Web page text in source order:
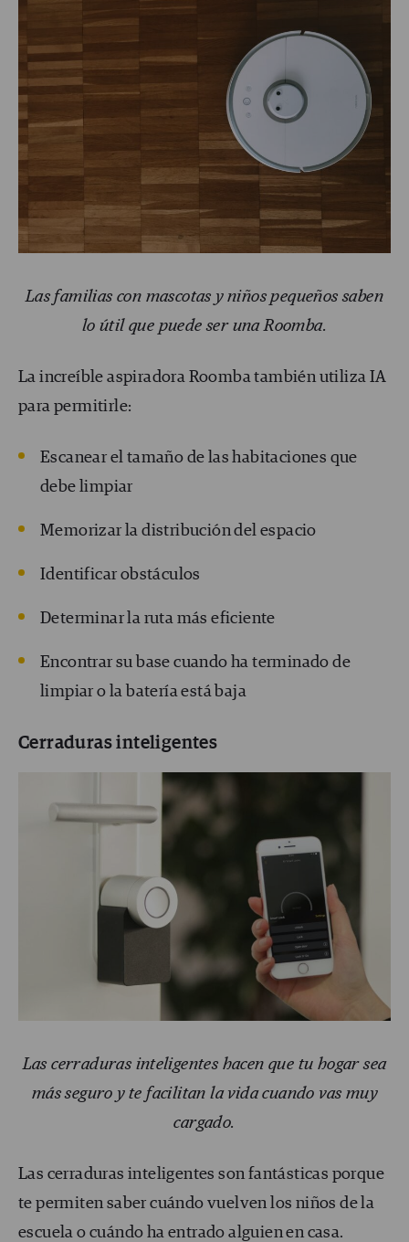
Las familias con mascotas y niños pequeños saben
lo útil que puede ser una Roomba.
La increíble aspiradora Roomba también utiliza IA
para permitirle:
Escanear el tamaño de las habitaciones que
debe limpiar
Memorizar la distribución del espacio
Identificar obstáculos
Determinar la ruta más eficiente
Encontrar su base cuando ha terminado de
limpiar o la batería está baja
Cerraduras inteligentes
Las cerraduras inteligentes hacen que tu hogar sea
más seguro y te facilitan la vida cuando vas muy
cargado.
Las cerraduras inteligentes son fantásticas porque
te permiten saber cuándo vuelven los niños de la
escuela o cuándo ha entrado alguien en casa.